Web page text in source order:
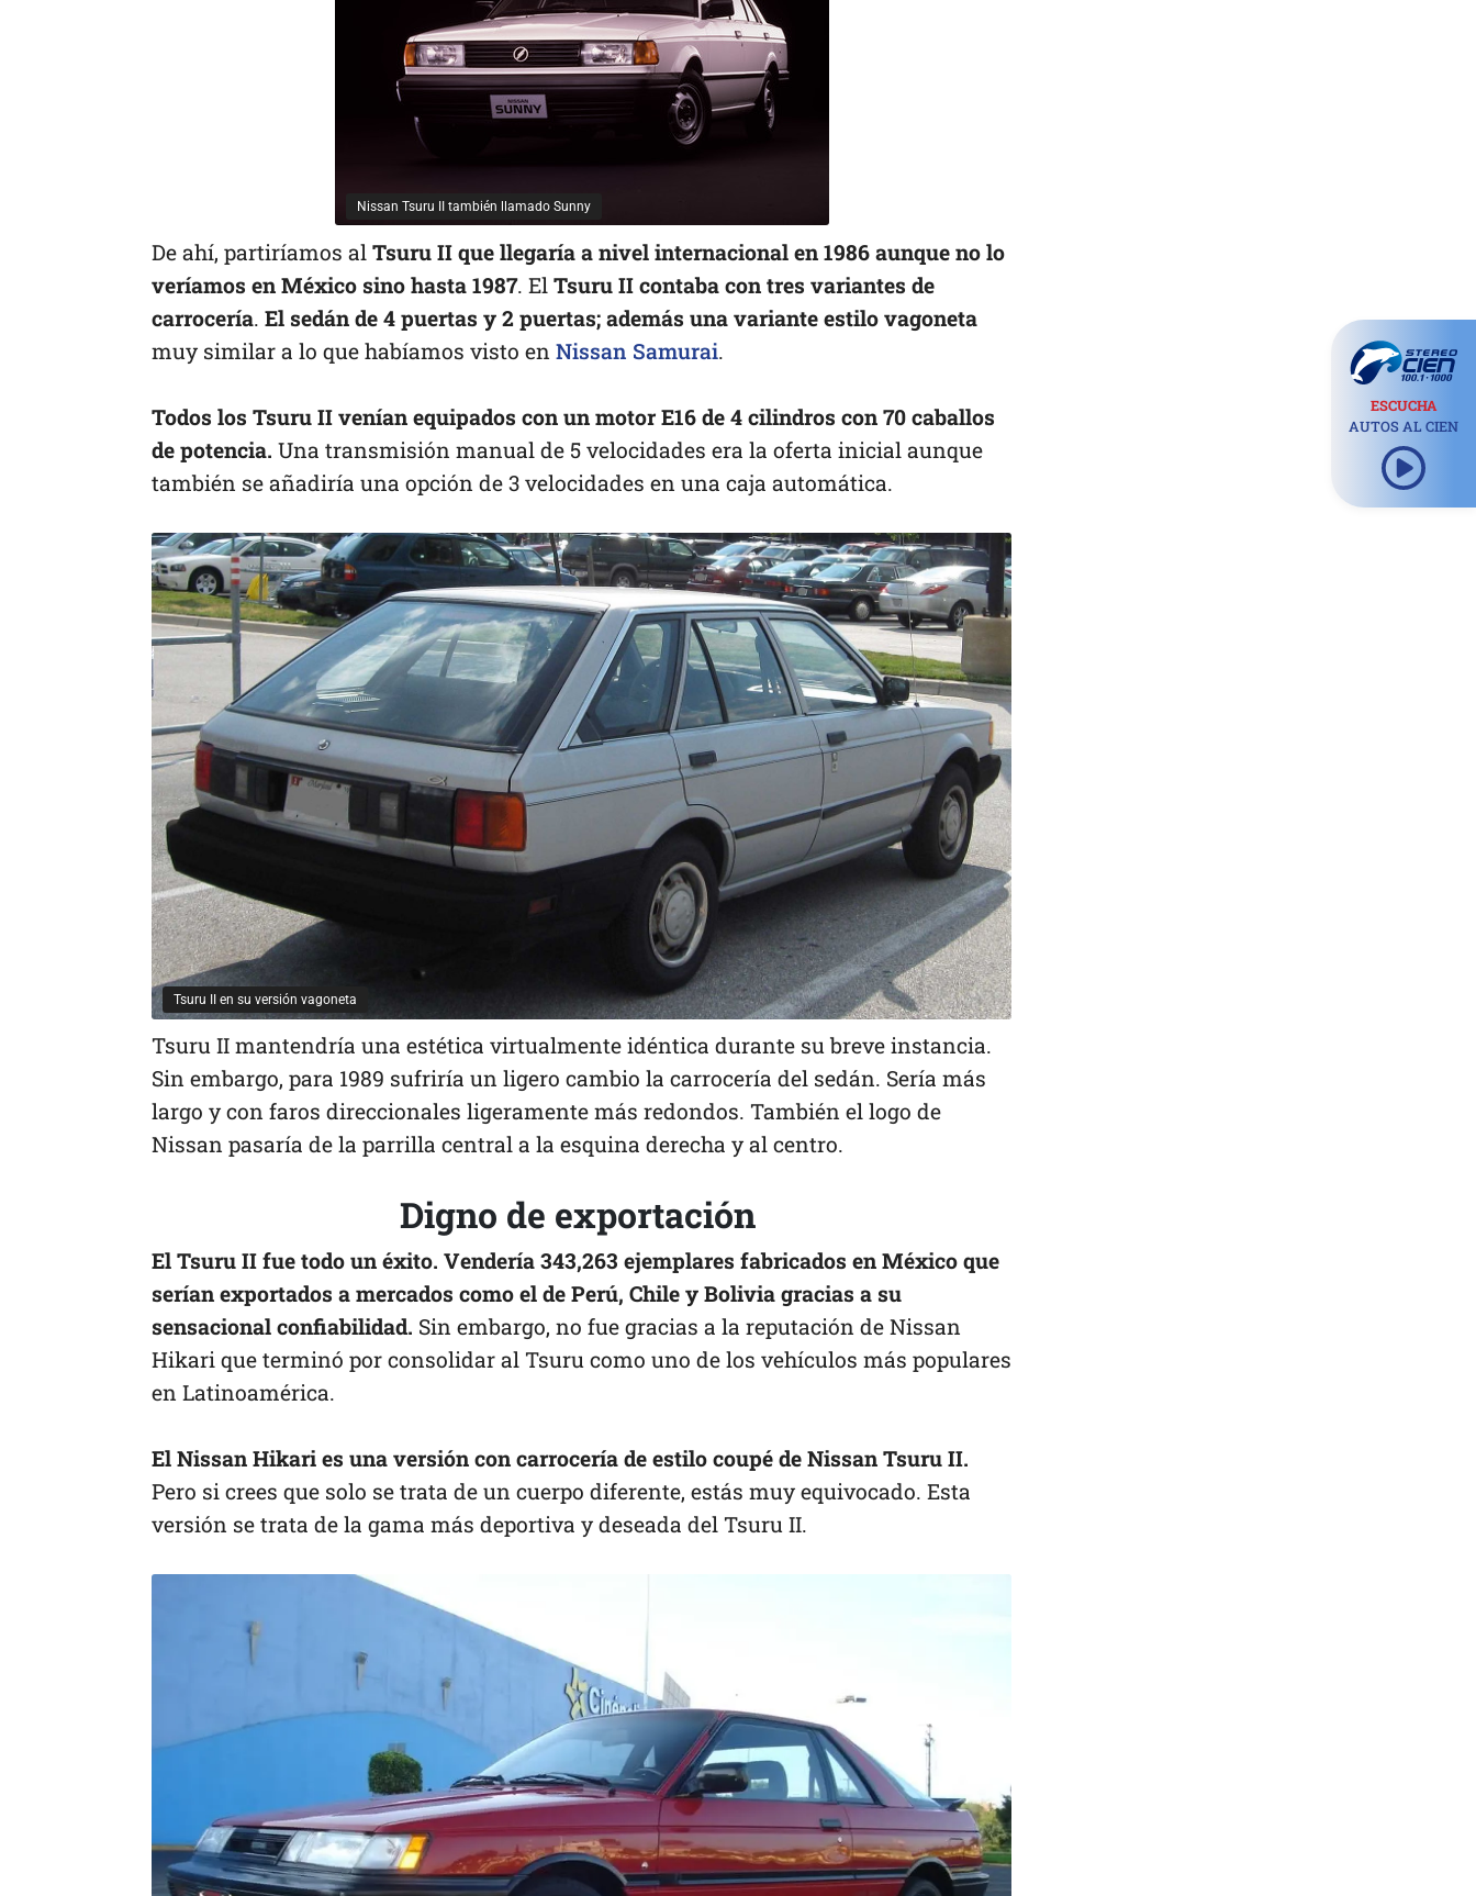
Nissan Tsuru II también llamado Sunny
De ahí, partiríamos al Tsuru II que llegaría a nivel internacional en 1986 aunque no lo
veríamos en México sino hasta 1987. El Tsuru II contaba con tres variantes de
carrocería. El sedán de 4 puertas y 2 puertas; además una variante estilo vagoneta
muy similar a lo que habíamos visto en Nissan Samurai.
Todos los Tsuru II venían equipados con un motor E16 de 4 cilindros con 70 caballos
de potencia. Una transmisión manual de 5 velocidades era la oferta inicial aunque
también se añadiría una opción de 3 velocidades en una caja automática.
Tsuru II en su versión vagoneta
Tsuru II mantendría una estética virtualmente idéntica durante su breve instancia.
Sin embargo, para 1989 sufriría un ligero cambio la carrocería del sedán. Sería más
largo y con faros direccionales ligeramente más redondos. También el logo de
Nissan pasaría de la parrilla central a la esquina derecha y al centro.
Digno de exportación
El Tsuru II fue todo un éxito. Vendería 343,263 ejemplares fabricados en México que
serían exportados a mercados como el de Perú, Chile y Bolivia gracias a su
sensacional confiabilidad. Sin embargo, no fue gracias a la reputación de Nissan
Hikari que terminó por consolidar al Tsuru como uno de los vehículos más populares
en Latinoamérica.
El Nissan Hikari es una versión con carrocería de estilo coupé de Nissan Tsuru II.
Pero si crees que solo se trata de un cuerpo diferente, estás muy equivocado. Esta
versión se trata de la gama más deportiva y deseada del Tsuru II.
ESCUCHA
AUTOS AL CIEN